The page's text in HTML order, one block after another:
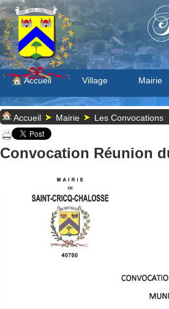
Accueil Village Mairie
Accueil Mairie Les Convocations
Convocation Réunion